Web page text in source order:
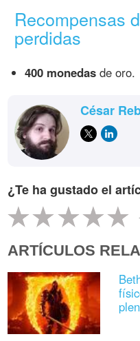
Recompensas
perdidas
400 monedas de oro.
César
¿Te ha gustado el
ARTÍCULOS